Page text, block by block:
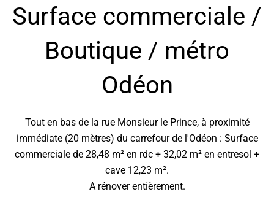
Surface commerciale /
Boutique / métro
Odéon
Tout en bas de la rue Monsieur le Prince, à proximité
immédiate (20 mètres) du carrefour de l'Odéon : Surface
commerciale de 28,48 m² en rdc + 32,02 m² en entresol +
cave 12,23 m².
A rénover entièrement.